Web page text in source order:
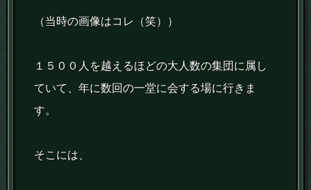
（当時の画像はコレ（笑））
１５００人を越えるほどの大人数の集団に属し
ていて、年に数回の一堂に会する場に行きま
す。
そこには、